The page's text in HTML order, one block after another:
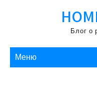
Блог о
Меню